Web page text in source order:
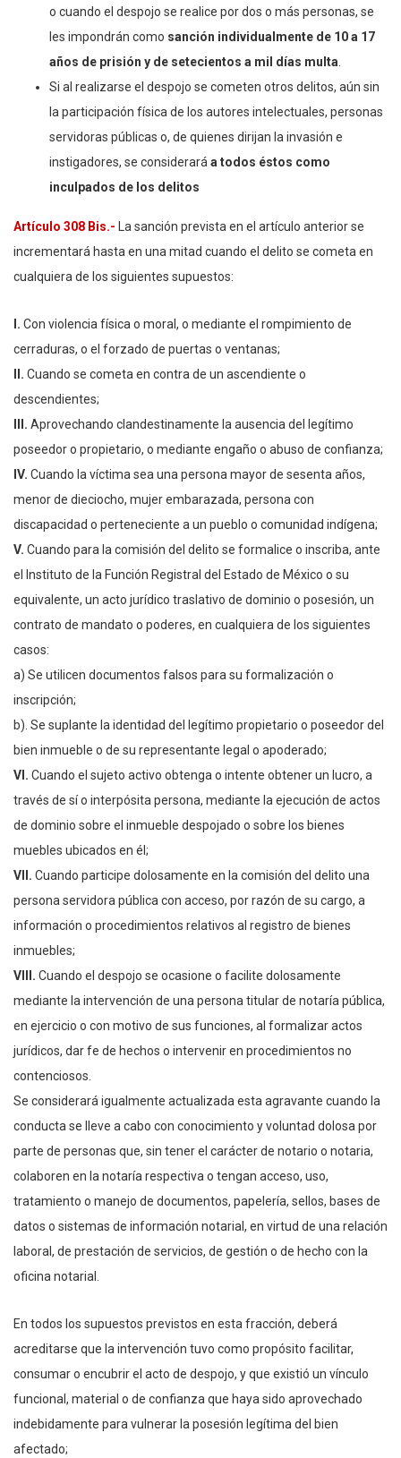
o cuando el despojo se realice por dos o más personas, se
les impondrán como sanción individualmente de 10 a 17
años de prisión y de setecientos a mil días multa.
Si al realizarse el despojo se cometen otros delitos, aún sin
la participación física de los autores intelectuales, personas
servidoras públicas o, de quienes dirijan la invasión e
instigadores, se consideraráa todos éstos como
inculpados de los delitos
Artículo 308 Bis.- La sanción prevista en el artículo anterior se
incrementará hasta en una mitad cuando el delito se cometa en
cualquiera de los siguientes supuestos:
I. Con violencia física o moral, o mediante el rompimiento de
cerraduras, o el forzado de puertas o ventanas;
II. Cuando se cometa en contra de un ascendiente o
descendientes;
III. Aprovechando clandestinamente la ausencia del legítimo
poseedor o propietario, o mediante engaño o abuso de confianza;
IV. Cuando la víctima sea una persona mayor de sesenta años,
menor de dieciocho, mujer embarazada, persona con
discapacidad o perteneciente a un pueblo o comunidad indígena;
V. Cuando para la comisión del delito se formalice o inscriba, ante
el Instituto de la Función Registral del Estado de México o su
equivalente, un acto jurídico traslativo de dominio o posesión, un
contrato de mandato o poderes, en cualquiera de los siguientes
casos:
a) Se utilicen documentos falsos para su formalización o
inscripción;
b). Se suplante la identidad del legítimo propietario o poseedor del
bien inmueble o de su representante legal o apoderado;
VI. Cuando el sujeto activo obtenga o intente obtener un lucro, a
través de sí o interpósita persona, mediante la ejecución de actos
de dominio sobre el inmueble despojado o sobre los bienes
muebles ubicados en él;
VII. Cuando participe dolosamente en la comisión del delito una
persona servidora pública con acceso, por razón de su cargo, a
información o procedimientos relativos al registro de bienes
inmuebles;
VIII. Cuando el despojo se ocasione o facilite dolosamente
mediante la intervención de una persona titular de notaría pública,
en ejercicio o con motivo de sus funciones, al formalizar actos
jurídicos, dar fe de hechos o intervenir en procedimientos no
contenciosos.
Se considerará igualmente actualizada esta agravante cuando la
conducta se lleve a cabo con conocimiento y voluntad dolosa por
parte de personas que, sin tener el carácter de notario o notaria,
colaboren en la notaría respectiva o tengan acceso, uso,
tratamiento o manejo de documentos, papelería, sellos, bases de
datos o sistemas de información notarial, en virtud de una relación
laboral, de prestación de servicios, de gestión o de hecho con la
oficina notarial.
En todos los supuestos previstos en esta fracción, deberá
acreditarse que la intervención tuvo como propósito facilitar,
consumar o encubrir el acto de despojo, y que existió un vínculo
funcional, material o de confianza que haya sido aprovechado
indebidamente para vulnerar la posesión legítima del bien
afectado;